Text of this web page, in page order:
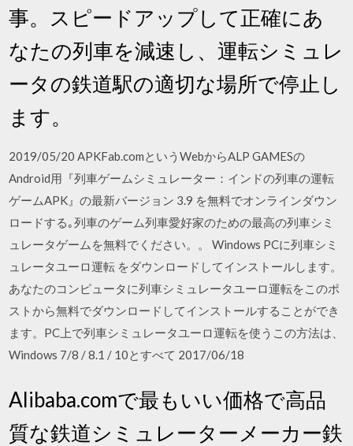
事。スピードアップして正確にあ
なたの列車を減速し、運転シミュレ
ータの鉄道駅の適切な場所で停止し
ます。
2019/05/20 APKFab.comというWebからALP GAMESの
Android用『列車ゲームシミュレーター：インドの列車の運転
ゲームAPK』の最新バージョン 3.9 を無料でオンラインダウン
ロードする｡列車のゲーム列車愛好家のための最高の列車シミ
ュレータゲームを無料でください。。 Windows PCに列車シミ
ュレータユーロ運転 をダウンロードしてインストールします。
あなたのコンピュータに列車シミュレータユーロ運転をこのポ
ストから無料でダウンロードしてインストールすることができ
ます。PC上で列車シミュレータユーロ運転を使うこの方法は、
Windows 7/8 / 8.1 / 10とすべて 2017/06/18
Alibaba.comで最もいい価格で高品
質な鉄道シミュレーターメーカー鉄